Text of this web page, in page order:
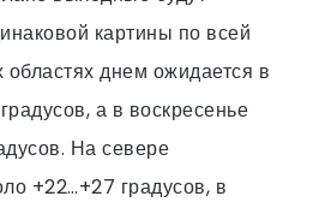
картины по всей
днем ожидается в
а в воскресенье
На севере
+22…+27 градусов, в